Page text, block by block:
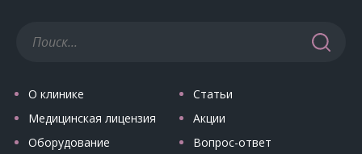
О клинике
Медицинская лицензия
Оборудование
Статьи
Акции
Вопрос-ответ